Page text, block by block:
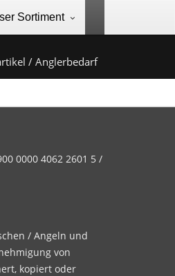
Sortiment
/ Anglerbedarf
0000 4062 2601 5 /
/ Angeln und
von
kopiert oder